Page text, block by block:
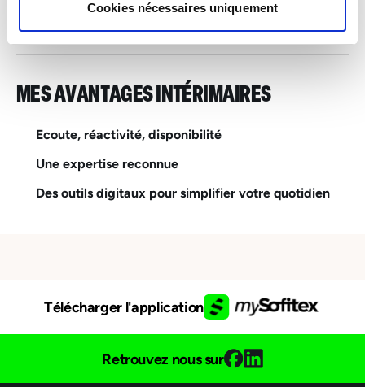
Cookies nécessaires uniquement
Esch-sur-Alzette – Industrie, Services & Logistique
MES AVANTAGES INTÉRIMAIRES
Ecoute, réactivité, disponibilité
Une expertise reconnue
Des outils digitaux pour simplifier votre quotidien
Télécharger l'application
Retrouvez nous sur